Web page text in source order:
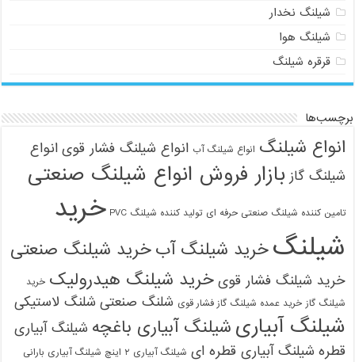
شیلنگ نخدار
شیلنگ هوا
قرقره شیلنگ
برچسب‌ها
انواع شیلنگ انواع شیلنگ آب انواع شیلنگ فشار قوی انواع
شیلنگ گاز بازار فروش انواع شیلنگ صنعتی
تامین کننده شیلنگ صنعتی حرفه ای تولید کننده شیلنگ PVC
خرید
شیلنگخرید شیلنگ آبخرید شیلنگ صنعتی
خرید شیلنگ فشار قوی خرید شیلنگ هیدرولیک خرید
شیلنگ گاز خرید عمده شیلنگ گاز فشار قوی شلنگ صنعتی شلنگ لاستیکی
شیلنگ آبیاری شیلنگ آبیاری باغچه شیلنگ آبیاری
قطره شیلنگ آبیاری قطره ای شیلنگ آبیاری ۲ اینچ شیلنگ آبیاری بارانی